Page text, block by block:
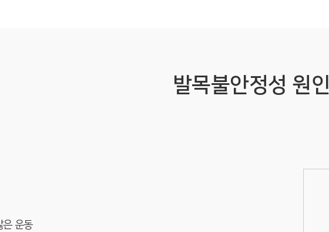
발목불안정성 원인
은 운동